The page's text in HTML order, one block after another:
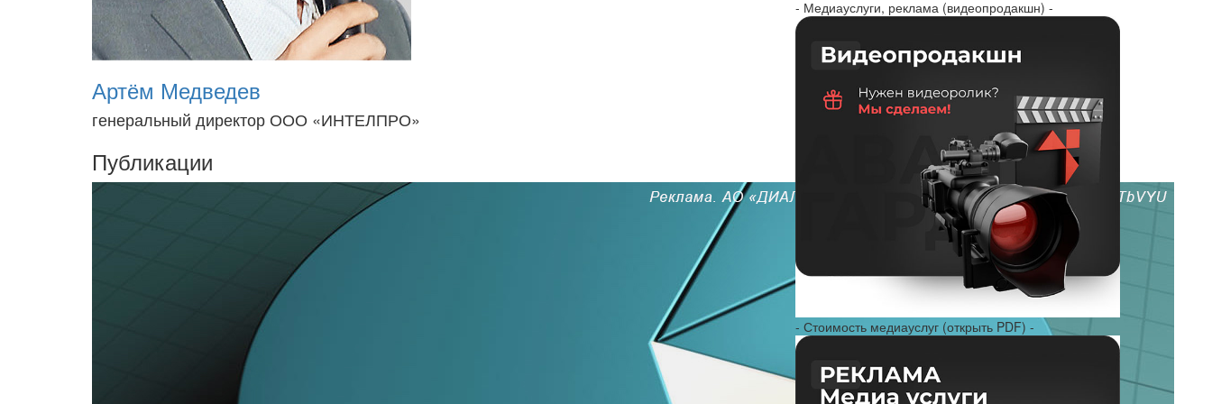
Артём Медведев
генеральный директор ООО «ИНТЕЛПРО»
Публикации
- Медиауслуги, реклама (видеопродакшн) -
- Стоимость медиауслуг (открыть PDF) -